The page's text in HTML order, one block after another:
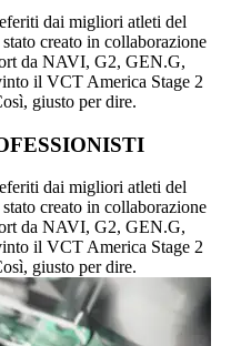
dai migliori atleti del
creato in collaborazione
da NAVI, G2, GEN.G,
il VCT America Stage 2
giusto per dire.
dai migliori atleti del
creato in collaborazione
da NAVI, G2, GEN.G,
il VCT America Stage 2
giusto per dire.